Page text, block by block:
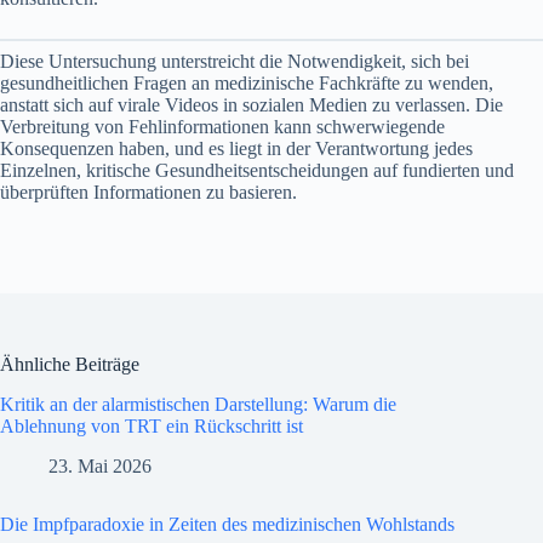
Diese Untersuchung unterstreicht die Notwendigkeit, sich bei
gesundheitlichen Fragen an medizinische Fachkräfte zu wenden,
anstatt sich auf virale Videos in sozialen Medien zu verlassen. Die
Verbreitung von Fehlinformationen kann schwerwiegende
Konsequenzen haben, und es liegt in der Verantwortung jedes
Einzelnen, kritische Gesundheitsentscheidungen auf fundierten und
überprüften Informationen zu basieren.
Ähnliche Beiträge
Kritik an der alarmistischen Darstellung: Warum die
Ablehnung von TRT ein Rückschritt ist
23. Mai 2026
Die Impfparadoxie in Zeiten des medizinischen Wohlstands